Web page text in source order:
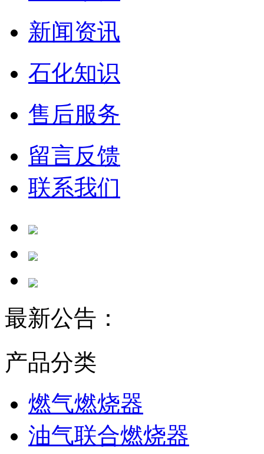
新闻资讯
石化知识
售后服务
留言反馈
联系我们
最新公告：
产品分类
燃气燃烧器
油气联合燃烧器